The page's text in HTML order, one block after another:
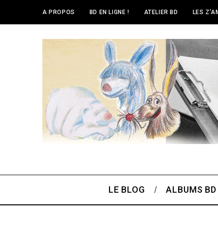
A PROPOS BD EN LIGNE ! ATELIER BD LES
LE BLOG ALBUMS BD